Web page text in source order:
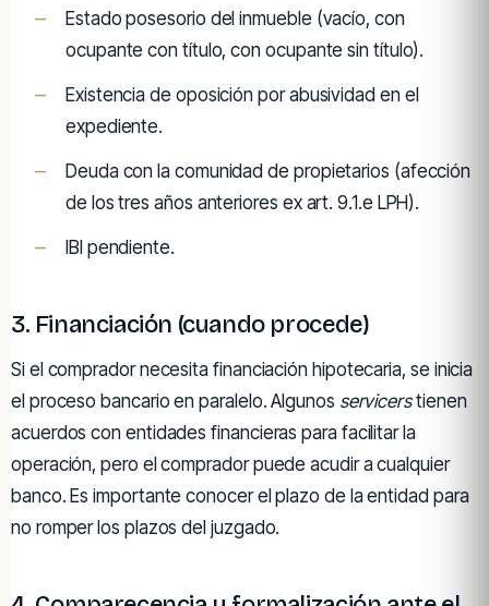
Estado posesorio del inmueble (vacío, con
ocupante con título, con ocupante sin título).
Existencia de oposición por abusividad en el
expediente.
Deuda con la comunidad de propietarios (afección
de los tres años anteriores ex art. 9.1.e LPH).
IBI pendiente.
3. Financiación (cuando procede)
Si el comprador necesita financiación hipotecaria, se inicia
el proceso bancario en paralelo. Algunos servicerstienen
acuerdos con entidades financieras para facilitar la
operación, pero el comprador puede acudir a cualquier
banco. Es importante conocer el plazo de la entidad para
no romper los plazos del juzgado.